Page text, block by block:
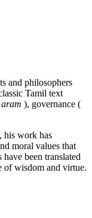
and philosophers
Tamil text
aram ), governance (
his work has
moral values that
been translated
of wisdom and virtue.